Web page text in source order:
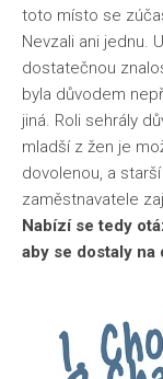
toto místo se
Nevzali ani jednu.
dostatečnou
byla důvodem
jiná. Roli sehrály
mladší z žen je
dovolenou, a
zaměstnavatele
Nabízí se tedy
aby se dostaly na